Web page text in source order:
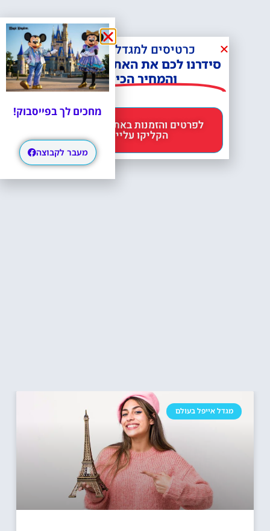
מגדל אייפל בעולם
כרטיסים למגדל אייפל?
סידרנו לכם את האתר הכי אמין -
והמחיר הכי זול!
הקליקו עליי 😊
מחכים לך בפייסבוק!
מעבר לקבוצה